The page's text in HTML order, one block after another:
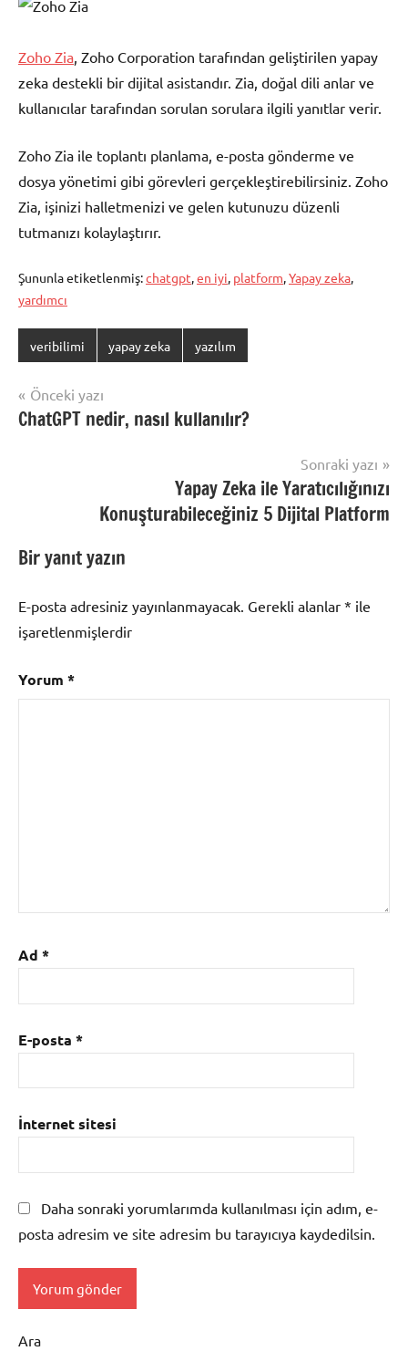
Zoho Zia, Zoho Corporation tarafından geliştirilen yapay
zeka destekli bir dijital asistandır. Zia, doğal dili anlar ve
kullanıcılar tarafından sorulan sorulara ilgili yanıtlar verir.
Zoho Zia ile toplantı planlama, e-posta gönderme ve
dosya yönetimi gibi görevleri gerçekleştirebilirsiniz. Zoho
Zia, işinizi halletmenizi ve gelen kutunuzu düzenli
tutmanızı kolaylaştırır.
Şununla etiketlenmiş:chatgpt,en iyi, platform,Yapay zeka,
yardımcı
veribilimi yapay zeka yazılım
Yazı
gezinmesi
Önceki yazı
ChatGPT nedir, nasıl kullanılır?
Sonraki yazı
Yapay Zeka ile Yaratıcılığınızı
Konuşturabileceğiniz 5 Dijital Platform
Bir yanıt yazın
E-posta adresiniz yayınlanmayacak. Gerekli alanlar * ile
işaretlenmişlerdir
Yorum *
Ad *
E-posta *
İnternet sitesi
Daha sonraki yorumlarımda kullanılması için adım, e-
posta adresim ve site adresim bu tarayıcıya kaydedilsin.
Ara